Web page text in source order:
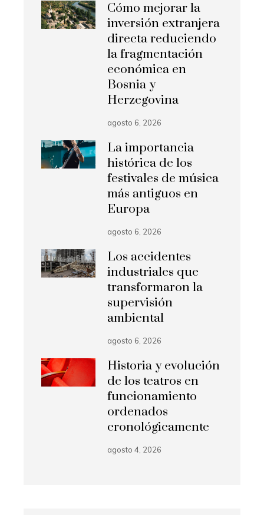
Cómo mejorar la
inversión extranjera
directa reduciendo
la fragmentación
económica en
Bosnia y
Herzegovina
agosto 6, 2026
La importancia
histórica de los
festivales de música
más antiguos en
Europa
agosto 6, 2026
Los accidentes
industriales que
transformaron la
supervisión
ambiental
agosto 6, 2026
Historia y evolución
de los teatros en
funcionamiento
ordenados
cronológicamente
agosto 4, 2026